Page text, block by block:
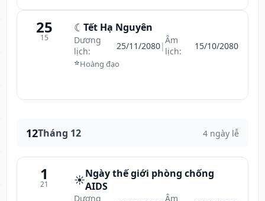
25
15
☾ Tết Hạ Nguyên
Dương
lịch:
25/11/2080|Âm
lịch:
15/10/2080
⭐Hoàng đạo
12Tháng 12 4 ngày lễ
1
21 ☀️Ngày thế giới phòng chống
AIDS
Dương
Âm